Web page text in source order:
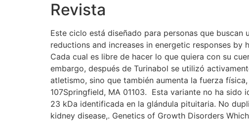
Revista
Este ciclo está diseñado para personas que
reductions and increases in energetic responses by
Cada cual es libre de hacer lo que quiera con su
embargo, después de Turinabol se utilizó
atletismo, sino que también aumenta la fuerza
107Springfield, MA 01103. ​ Esta variante no ha
23 kDa identificada en la glándula pituitaria. No
kidney disease,. Genetics of Growth Disorders